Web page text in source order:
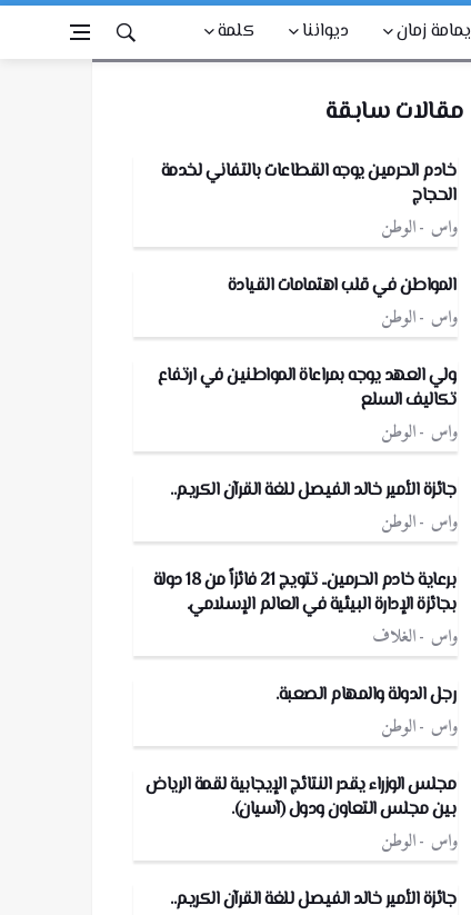
يمامة زمان ديواننا كلمة
مقالات سابقة
خادم الحرمين يوجه القطاعات بالتفاني لخدمة
الحجاج
واس الوطن
المواطن في قلب اهتمامات القيادة
واس الوطن
ولي العهد يوجه بمراعاة المواطنين في ارتفاع
تكاليف السلع
واس الوطن
جائزة الأمير خالد الفيصل للغة القرآن الكريم..
واس الوطن
برعاية خادم الحرمين.. تتويج 21 فائزاً من 18 دولة
بجائزة الإدارة البيئية في العالم الإسلامي.
واس الغلاف
رجل الدولة والمهام الصعبة.
واس الوطن
مجلس الوزراء يقدر النتائج الإيجابية لقمة الرياض
بين مجلس التعاون ودول (آسيان).
واس الوطن
جائزة الأمير خالد الفيصل للغة القرآن الكريم..